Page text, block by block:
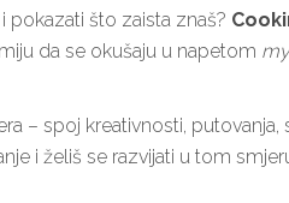
pokazati što zaista znaš?
da se okušaju u napetom
– spoj kreativnosti,
i želiš se razvijati u tom